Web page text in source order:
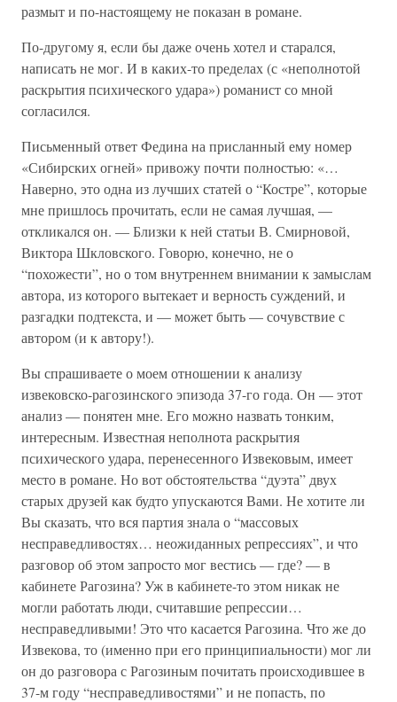
размыт и по-настоящему не показан в романе.
По-другому я, если бы даже очень хотел и старался,
написать не мог. И в каких-то пределах (с «неполнотой
раскрытия психического удара») романист со мной
согласился.
Письменный ответ Федина на присланный ему номер
«Сибирских огней» привожу почти полностью: «…
Наверно, это одна из лучших статей о “Костре”, которые
мне пришлось прочитать, если не самая лучшая, —
откликался он. — Близки к ней статьи В. Смирновой,
Виктора Шкловского. Говорю, конечно, не о
“похожести”, но о том внутреннем внимании к замыслам
автора, из которого вытекает и верность суждений, и
разгадки подтекста, и — может быть — сочувствие с
автором (и к автору!).
Вы спрашиваете о моем отношении к анализу
извековско-рагозинского эпизода 37-го года. Он — этот
анализ — понятен мне. Его можно назвать тонким,
интересным. Известная неполнота раскрытия
психического удара, перенесенного Извековым, имеет
место в романе. Но вот обстоятельства “дуэта” двух
старых друзей как будто упускаются Вами. Не хотите ли
Вы сказать, что вся партия знала о “массовых
несправедливостях… неожиданных репрессиях”, и что
разговор об этом запросто мог вестись — где? — в
кабинете Рагозина? Уж в кабинете-то этом никак не
могли работать люди, считавшие репрессии…
несправедливыми! Это что касается Рагозина. Что же до
Извекова, то (именно при его принципиальности) мог ли
он до разговора с Рагозиным почитать происходившее в
37-м году “несправедливостями” и не попасть, по